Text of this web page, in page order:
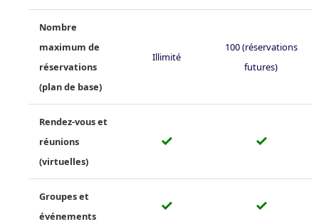
Nombre
maximum de
réservations
(plan de base)
Illimité
100 (réservations
futures)
Rendez-vous et
réunions
(virtuelles)
✓ ✓
Groupes et
événements
✓ ✓